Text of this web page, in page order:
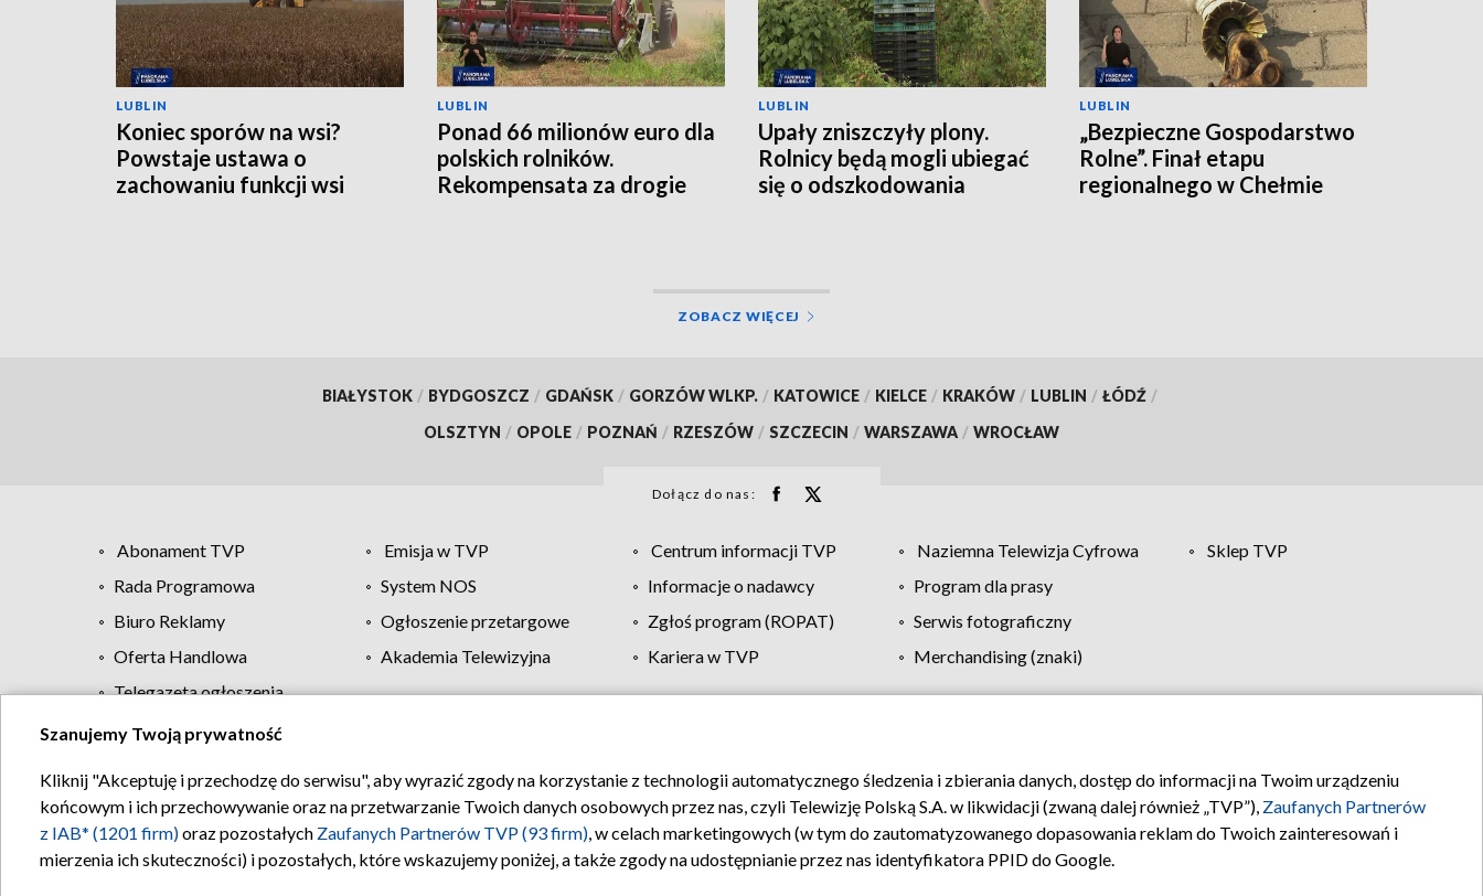
LUBLIN
Koniec sporów na wsi?
Powstaje ustawa o
zachowaniu funkcji wsi
LUBLIN
Ponad 66 milionów euro dla
polskich rolników.
Rekompensata za drogie
LUBLIN
Upały zniszczyły plony.
Rolnicy będą mogli ubiegać
się o odszkodowania
LUBLIN
„Bezpieczne Gospodarstwo
Rolne”. Finał etapu
regionalnego w Chełmie
ZOBACZ WIĘCEJ
BIAŁYSTOK / BYDGOSZCZ / GDAŃSK / GORZÓW WLKP. / KATOWICE / KIELCE / KRAKÓW / LUBLIN / ŁÓDŹ /
OLSZTYN / OPOLE / POZNAŃ / RZESZÓW / SZCZECIN / WARSZAWA / WROCŁAW
Dołącz do nas:
Abonament TVP Emisja w TVP Centrum informacji TVP Naziemna Telewizja Cyfrowa
Sklep TVP
Rada Programowa
System NOS Informacje o nadawcy
Program dla prasy
Biuro Reklamy
Ogłoszenie przetargowe Zgłoś program (ROPAT)
Serwis fotograficzny
Oferta Handlowa
Akademia Telewizyjna Kariera w TVP
Merchandising (znaki)
Telegazeta ogłoszenia
Regulamin TVP Polityka prywatności Moje zgody Pomoc Biuro reklamy Kontakt
Szanujemy Twoją prywatność
Kliknij "Akceptuję i przechodzę do serwisu", aby wyrazić zgody na korzystanie z technologii automatycznego śledzenia i zbierania danych, dostęp do informacji na Twoim urządzeniu
końcowym i ich przechowywanie oraz na przetwarzanie Twoich danych osobowych przez nas, czyli Telewizję Polską S.A. w likwidacji (zwaną dalej również „TVP”), Zaufanych Partnerów
z IAB* (1201 firm)oraz pozostałych Zaufanych Partnerów TVP (93 firm), w celach marketingowych (w tym do zautomatyzowanego dopasowania reklam do Twoich zainteresowań i
mierzenia ich skuteczności) i pozostałych, które wskazujemy poniżej, a także zgody na udostępnianie przez nas identyfikatora PPID do Google.